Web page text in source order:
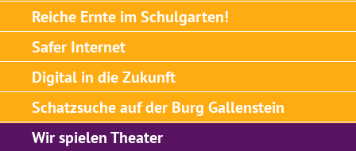
Reiche Ernte im Schulgarten!
Safer Internet
Digital in die Zukunft
Schatzsuche auf der Burg Gallenstein
Wir spielen Theater